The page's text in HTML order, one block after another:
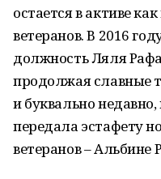
остается в активе
ветеранов. В 2016
должность Ляля
продолжая славные
и буквально недавно,
передала эстафету
ветеранов – Альбине